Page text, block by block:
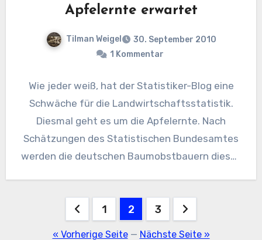
Apfelernte erwartet
Tilman Weigel
30. September 2010
1 Kommentar
Wie jeder weiß, hat der Statistiker-Blog eine
Schwäche für die Landwirtschaftsstatistik.
Diesmal geht es um die Apfelernte. Nach
Schätzungen des Statistischen Bundesamtes
werden die deutschen Baumobstbauern dieses
Seitennummerierung
1 2 3
« Vorherige Seite— Nächste Seite »